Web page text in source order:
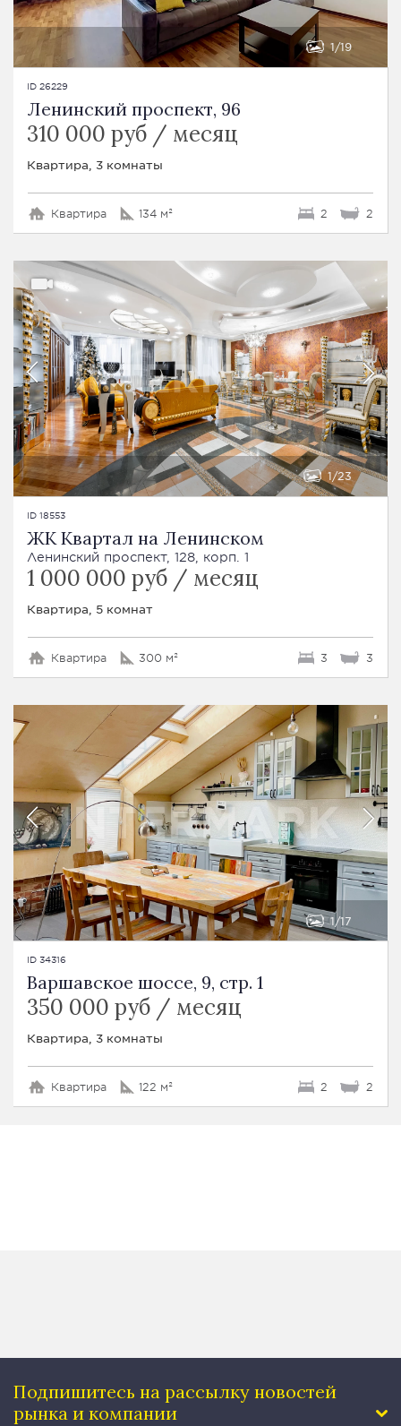
1 19
ID 26229
Ленинский проспект, 96
310 000 руб / месяц
Квартира, 3 комнаты
Квартира 134 м² 2 2
1 23
ID 18553
ЖК Квартал на Ленинском
Ленинский проспект, 128, корп. 1
1 000 000 руб / месяц
Квартира, 5 комнат
Квартира 300 м² 3 3
1 17
ID 34316
Варшавское шоссе, 9, стр. 1
350 000 руб / месяц
Квартира, 3 комнаты
Квартира 122 м² 2 2
Подпишитесь на рассылку новостей
рынка и компании